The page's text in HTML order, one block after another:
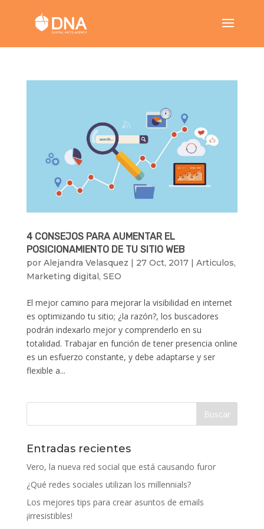
4 CONSEJOS PARA AUMENTAR EL
POSICIONAMIENTO DE TU SITIO WEB
por Alejandra Velasquez | 27 Oct, 2017| Articulos,
Marketing digital, SEO
El mejor camino para mejorar la visibilidad en internet
es optimizando tu sitio; ¿la razón?, los buscadores
podrán indexarlo mejor y comprenderlo en su
totalidad. Trabajar en función de tener presencia online
es un esfuerzo constante, y debe adaptarse y ser
flexible a...
Entradas recientes
Vero, la nueva red social que está causando furor
¿Qué redes sociales utilizan los millennials?
Los mejores tips para crear asuntos de emails
¡irresistibles!